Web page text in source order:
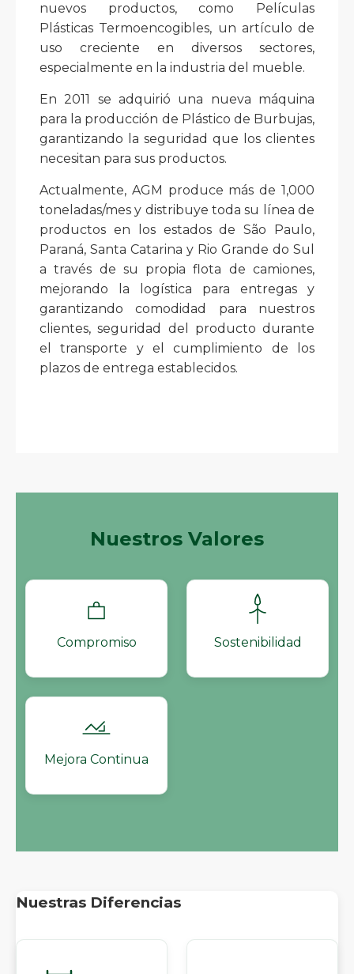
nuevos productos, como Películas
Plásticas Termoencogibles, un artículo de
uso creciente en diversos sectores,
especialmente en la industria del mueble.
En 2011 se adquirió una nueva máquina
para la producción de Plástico de Burbujas,
garantizando la seguridad que los clientes
necesitan para sus productos.
Actualmente, AGM produce más de 1,000
toneladas/mes y distribuye toda su línea de
productos en los estados de São Paulo,
Paraná, Santa Catarina y Rio Grande do Sul
a través de su propia flota de camiones,
mejorando la logística para entregas y
garantizando comodidad para nuestros
clientes, seguridad del producto durante
el transporte y el cumplimiento de los
plazos de entrega establecidos.
Nuestros Valores
Compromiso Sostenibilidad
Mejora Continua
Nuestras Diferencias